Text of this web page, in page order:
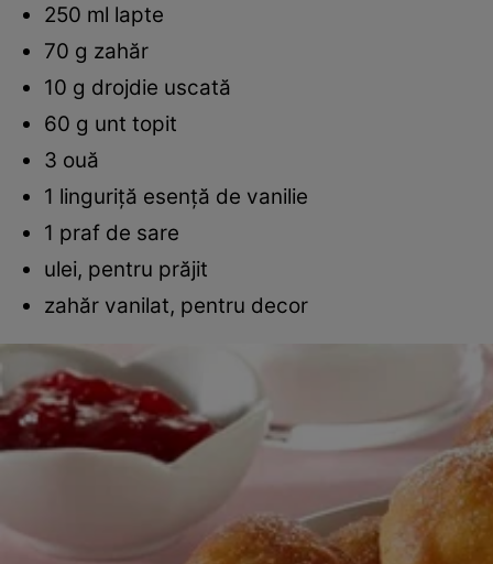
250 ml lapte
70 g zahăr
10 g drojdie uscată
60 g unt topit
3 ouă
1 linguriţă esenţă de vanilie
1 praf de sare
ulei, pentru prăjit
zahăr vanilat, pentru decor